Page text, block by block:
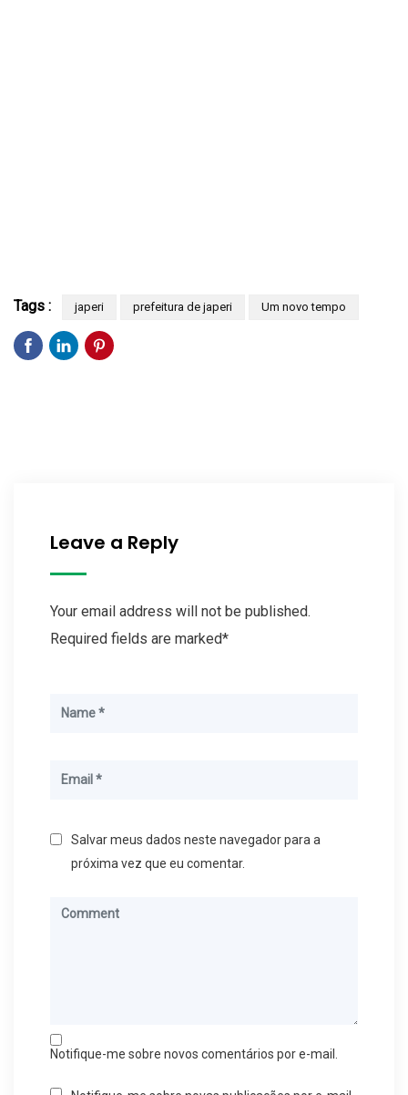
Tags : japeri prefeitura de japeri Um novo tempo
Leave a Reply
Your email address will not be published.
Required fields are marked*
Salvar meus dados neste navegador para a
próxima vez que eu comentar.
Notifique-me sobre novos comentários por e-mail.